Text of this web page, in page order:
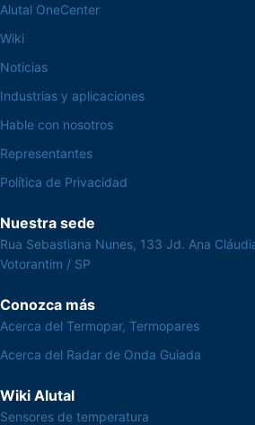
Alutal OneCenter
Wiki
Noticias
Industrias y aplicaciones
Hable con nosotros
Representantes
Política de Privacidad
Nuestra sede
Rua Sebastiana Nunes, 133 Jd. Ana
Votorantim / SP
Conozca más
Acerca del Termopar, Termopares
Acerca del Radar de Onda Guiada
Wiki Alutal
Sensores de temperatura